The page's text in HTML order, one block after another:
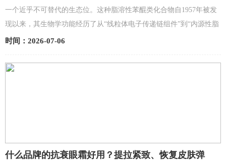
一个近乎不可替代的生态位。这种脂溶性苯醌类化合物自1957年被发
现以来，其生物学功能经历了从“线粒体电子传递链组件”到“内源性脂
溶性抗氧化剂”，再到“细胞能量货币ATP合成的限...
时间：2026-07-06
什么品牌的抗衰眼霜好用？提拉紧致、恢复皮肤弹